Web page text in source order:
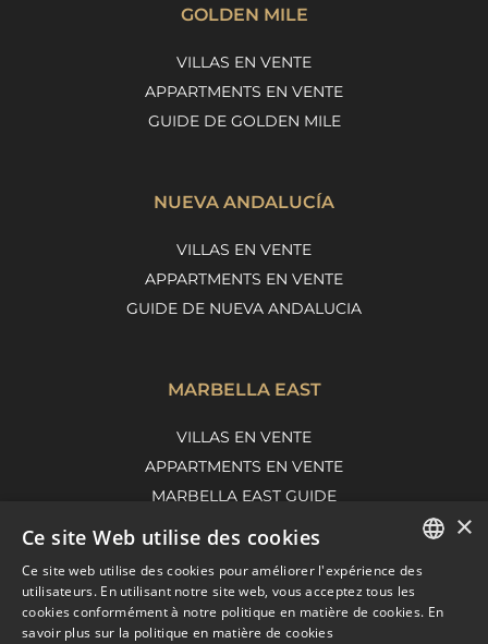
GOLDEN MILE
VILLAS EN VENTE
APPARTMENTS EN VENTE
GUIDE DE GOLDEN MILE
NUEVA ANDALUCÍA
VILLAS EN VENTE
APPARTMENTS EN VENTE
GUIDE DE NUEVA ANDALUCIA
MARBELLA EAST
VILLAS EN VENTE
APPARTMENTS EN VENTE
MARBELLA EAST GUIDE
SPANISH
×
Ce site Web utilise des cookies
Ce site web utilise des cookies pour améliorer l'expérience des
utilisateurs. En utilisant notre site web, vous acceptez tous les
cookies conformément à notre politique en matière de cookies. En
savoir plus sur la politique en matière de cookies